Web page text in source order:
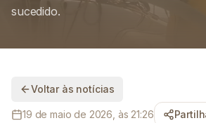
sucedido.
Voltar às notícias
19 de maio de 2026, às 21:26